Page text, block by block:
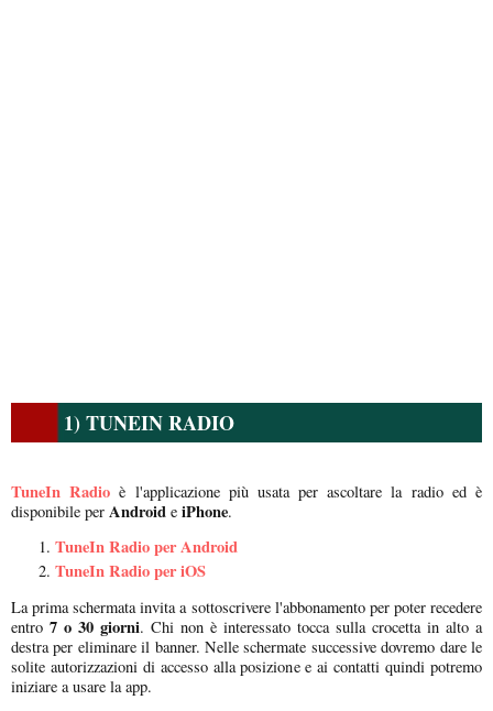
1) TUNEIN RADIO
TuneIn Radio è l'applicazione più usata per ascoltare la radio ed è
disponibile per Android e iPhone.
TuneIn Radio per Android
TuneIn Radio per iOS
La prima schermata invita a sottoscrivere l'abbonamento per poter recedere
entro 7 o 30 giorni. Chi non è interessato tocca sulla crocetta in alto a
destra per eliminare il banner. Nelle schermate successive dovremo dare le
solite autorizzazioni di accesso alla posizione e ai contatti quindi potremo
iniziare a usare la app.